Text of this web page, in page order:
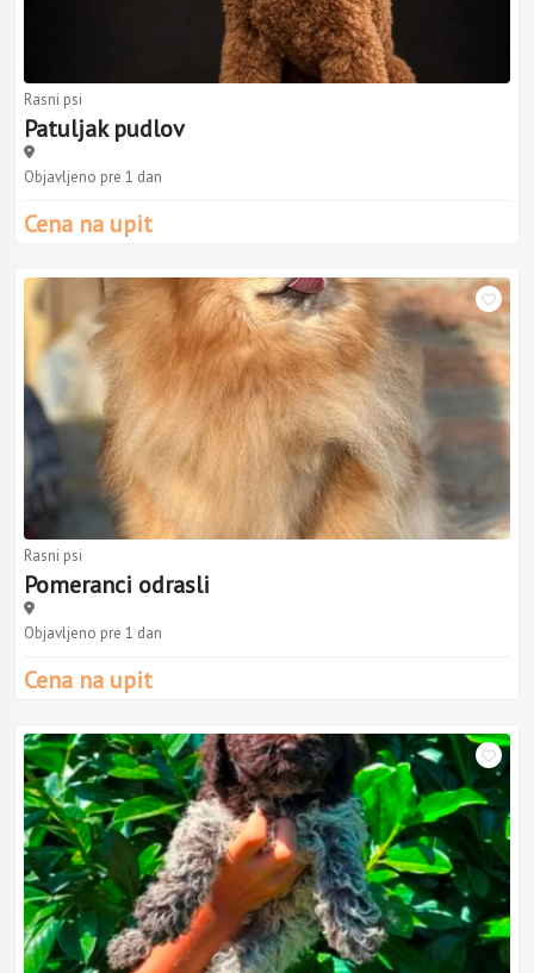
Rasni psi
Patuljak pudlov
Objavljeno pre 1 dan
Cena na upit
Rasni psi
Pomeranci odrasli
Objavljeno pre 1 dan
Cena na upit